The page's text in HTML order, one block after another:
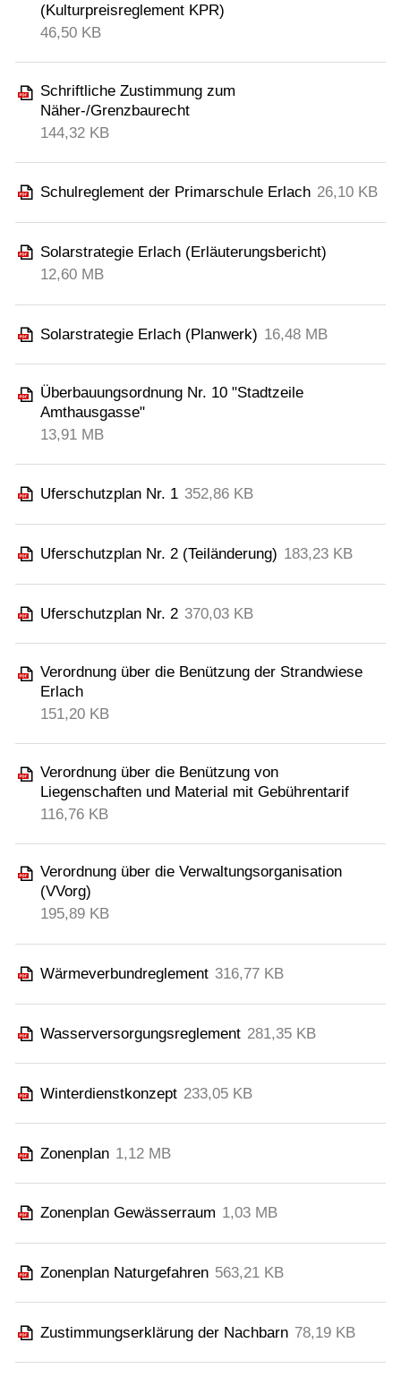
(Kulturpreisreglement KPR)
46,50 KB
Schriftliche Zustimmung zum
Näher-/Grenzbaurecht
144,32 KB
Schulreglement der Primarschule Erlach 26,10 KB
Solarstrategie Erlach (Erläuterungsbericht)
12,60 MB
Solarstrategie Erlach (Planwerk) 16,48 MB
Überbauungsordnung Nr. 10 "Stadtzeile
Amthausgasse"
13,91 MB
Uferschutzplan Nr. 1 352,86 KB
Uferschutzplan Nr. 2 (Teiländerung) 183,23 KB
Uferschutzplan Nr. 2 370,03 KB
Verordnung über die Benützung der Strandwiese
Erlach
151,20 KB
Verordnung über die Benützung von
Liegenschaften und Material mit Gebührentarif
116,76 KB
Verordnung über die Verwaltungsorganisation
(VVorg)
195,89 KB
Wärmeverbundreglement 316,77 KB
Wasserversorgungsreglement 281,35 KB
Winterdienstkonzept 233,05 KB
Zonenplan 1,12 MB
Zonenplan Gewässerraum 1,03 MB
Zonenplan Naturgefahren 563,21 KB
Zustimmungserklärung der Nachbarn 78,19 KB